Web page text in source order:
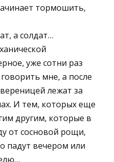
тормошить,
а солдат…
уже сотни раз
мне, а после
лежат за
И тем, которых еще
другим, которые в
от сосновой рощи,
падут вечером или